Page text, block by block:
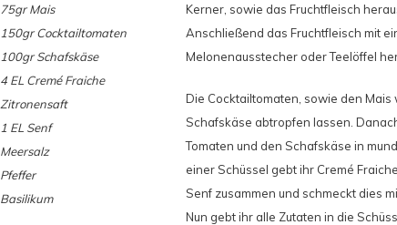
75gr Mais
150gr Cocktailtomaten
100gr Schafskäse
4 EL Cremé Fraiche
Zitronensaft
1 EL Senf
Meersalz
Pfeffer
Basilikum
Kerner, sowie das Fruchtfleisch
Anschließend das Fruchtfleisch mit
Melonenausstecher oder Teelöffel
Die Cocktailtomaten, sowie den Mais
Schafskäse abtropfen lassen.
Tomaten und den Schafskäse in
einer Schüssel gebt ihr Cremé
Senf zusammen und schmeckt dies
Nun gebt ihr alle Zutaten in die